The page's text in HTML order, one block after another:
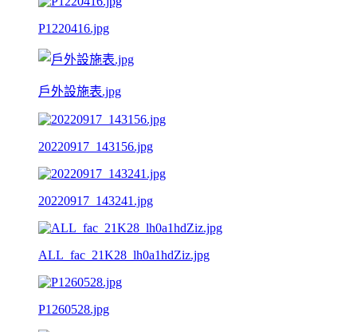
P1220416.jpg
戶外設施表.jpg
20220917_143156.jpg
20220917_143241.jpg
ALL_fac_21K28_lh0a1hdZiz.jpg
P1260528.jpg